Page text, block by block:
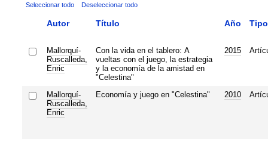
Seleccionar todo Deseleccionar todo
Autor Título Año Tipo
Mallorquí-
Ruscalleda,
Enric
Con la vida en el tablero: A
vueltas con el juego, la estrategia
y la economía de la amistad en
"Celestina"
2015
Mallorquí-
Ruscalleda,
Enric
Economía y juego en "Celestina" 2010